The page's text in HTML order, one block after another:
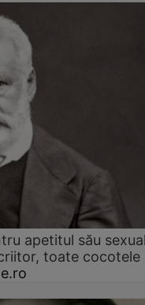
apetitul său
toate cocotele